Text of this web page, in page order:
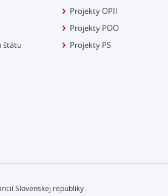
štátu
Projekty OPII
Projekty POO
Projekty PS
Slovenskej republiky